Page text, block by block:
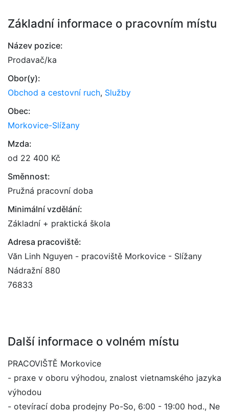
Základní informace o pracovním místu
Název pozice:
Prodavač/ka
Obor(y):
Obchod a cestovní ruch, Služby
Obec:
Morkovice-Slížany
Mzda:
od 22 400 Kč
Směnnost:
Pružná pracovní doba
Minimální vzdělání:
Základní + praktická škola
Adresa pracoviště:
Văn Linh Nguyen - pracoviště Morkovice - Slížany
Nádražní 880
76833
Další informace o volném místu
PRACOVIŠTĚ Morkovice
- praxe v oboru výhodou, znalost vietnamského jazyka
výhodou
- otevírací doba prodejny Po-So, 6:00 - 19:00 hod., Ne